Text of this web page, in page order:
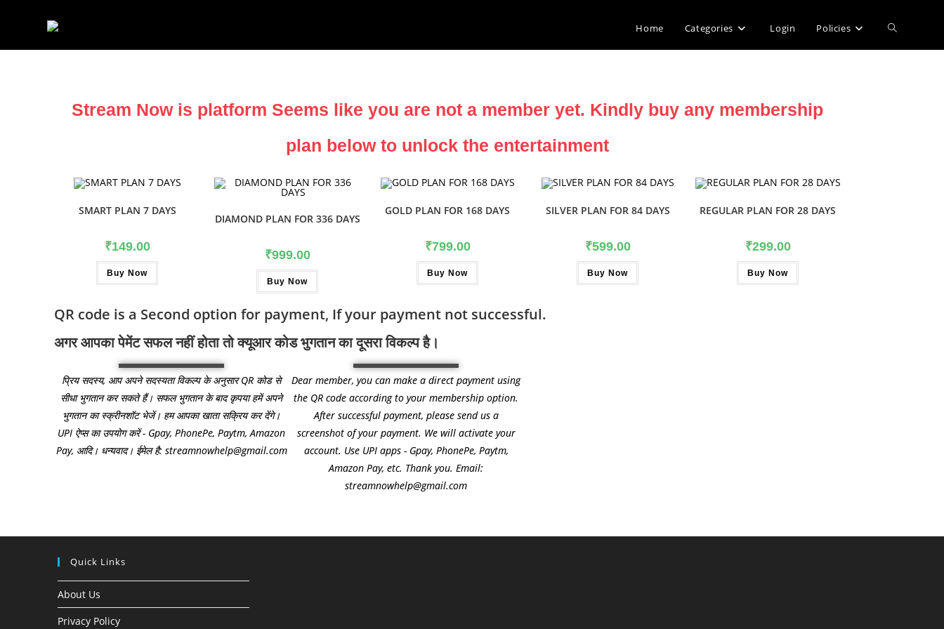
Home Categories Login Policies
Stream Now is platform Seems like you are not a member yet. Kindly buy any membership
plan below to unlock the entertainment
SMART PLAN 7 DAYS
₹149.00
Buy Now
DIAMOND PLAN FOR 336 DAYS
₹999.00
Buy Now
GOLD PLAN FOR 168 DAYS
₹799.00
Buy Now
SILVER PLAN FOR 84 DAYS
₹599.00
Buy Now
REGULAR PLAN FOR 28 DAYS
₹299.00
Buy Now
QR code is a Second option for payment, If your payment not successful.
अगर आपका पेमेंट सफल नहीं होता तो क्यूआर कोड भुगतान का दूसरा विकल्प है।
प्रिय सदस्य, आप अपने सदस्यता विकल्प के अनुसार QR कोड से
सीधा भुगतान कर सकते हैं। सफल भुगतान के बाद कृपया हमें अपने
भुगतान का स्क्रीनशॉट भेजें। हम आपका खाता सक्रिय कर देंगे।
UPI ऐप्स का उपयोग करें - Gpay, PhonePe, Paytm, Amazon
Pay, आदि। धन्यवाद। ईमेल है: streamnowhelp@gmail.com
Dear member, you can make a direct payment using
the QR code according to your membership option.
After successful payment, please send us a
screenshot of your payment. We will activate your
account. Use UPI apps - Gpay, PhonePe, Paytm,
Amazon Pay, etc. Thank you. Email:
streamnowhelp@gmail.com
Quick Links
About Us
Privacy Policy